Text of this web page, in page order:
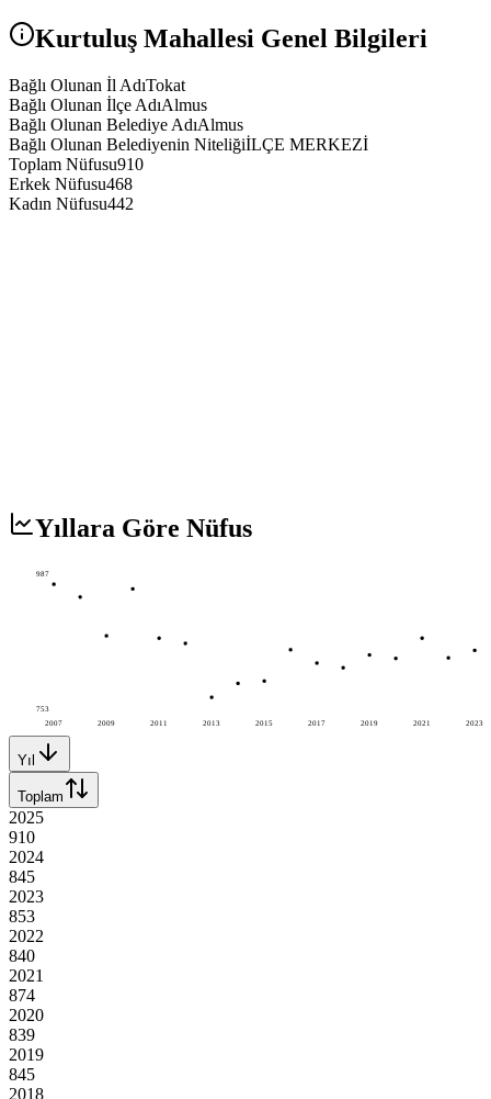
Kurtuluş Mahallesi Genel Bilgileri
Bağlı Olunan İl AdıTokat
Bağlı Olunan İlçe AdıAlmus
Bağlı Olunan Belediye AdıAlmus
Bağlı Olunan Belediyenin NiteliğiİLÇE MERKEZİ
Toplam Nüfusu910
Erkek Nüfusu468
Kadın Nüfusu442
Yıllara Göre Nüfus
2007 2009 2011 2013 2015 2017 2019 2021 2023
987
753
Yıl
Toplam
2025
910
2024
845
2023
853
2022
840
2021
874
2020
839
2019
845
2018